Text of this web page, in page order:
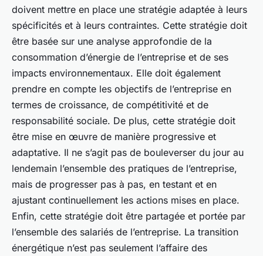
doivent mettre en place une stratégie adaptée à leurs
spécificités et à leurs contraintes. Cette stratégie doit
être basée sur une analyse approfondie de la
consommation d’énergie de l’entreprise et de ses
impacts environnementaux. Elle doit également
prendre en compte les objectifs de l’entreprise en
termes de croissance, de compétitivité et de
responsabilité sociale. De plus, cette stratégie doit
être mise en œuvre de manière progressive et
adaptative. Il ne s’agit pas de bouleverser du jour au
lendemain l’ensemble des pratiques de l’entreprise,
mais de progresser pas à pas, en testant et en
ajustant continuellement les actions mises en place.
Enfin, cette stratégie doit être partagée et portée par
l’ensemble des salariés de l’entreprise. La transition
énergétique n’est pas seulement l’affaire des